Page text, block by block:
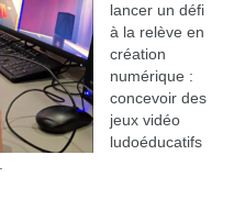
lancer un défi
à la relève en
création
numérique :
concevoir des
jeux vidéo
ludoéducatifs